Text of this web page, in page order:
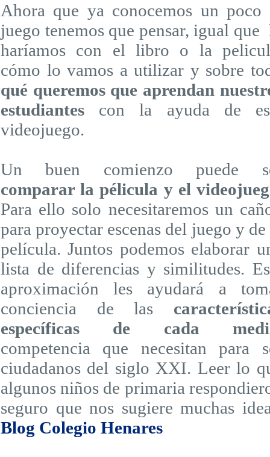
Ahora que ya conocemos un poco
juego tenemos que pensar, igual que
haríamos con el libro o la
cómo lo vamos a utilizar y sobre
qué queremos que aprendan
estudiantes con la ayuda de
videojuego.
Un buen comienzo puede
comparar la pélicula y el
Para ello solo necesitaremos un
para proyectar escenas del juego y de
película. Juntos podemos elaborar
lista de diferencias y similitudes.
aproximación les ayudará a
conciencia de las
específicas de cada
competencia que necesitan para
ciudadanos del siglo XXI. Leer lo
algunos niños de primaria
seguro que nos sugiere muchas
Blog Colegio Henares